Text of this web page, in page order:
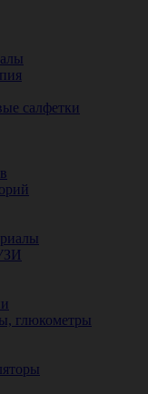
салфетки
глюкометры